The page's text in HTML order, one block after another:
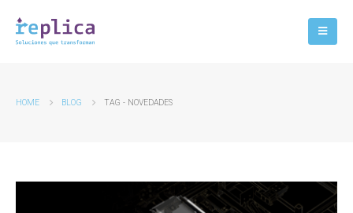
HOME BLOG TAG - NOVEDADES